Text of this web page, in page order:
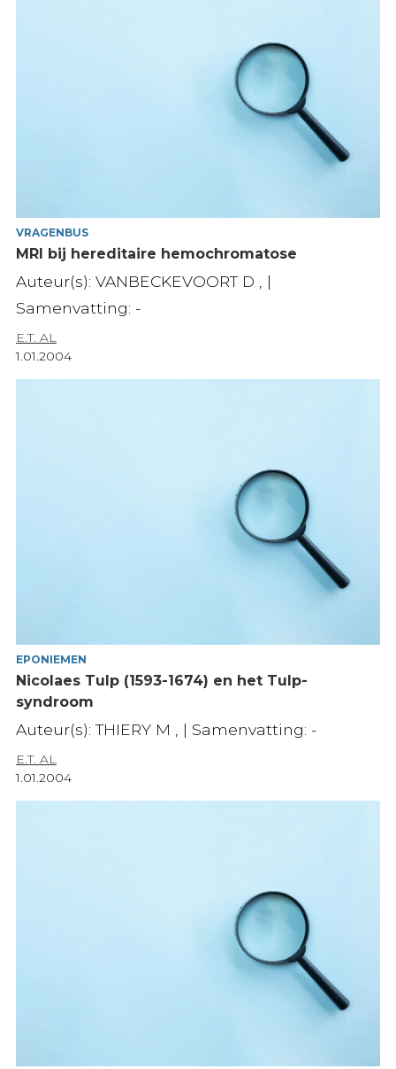
VRAGENBUS
MRI bij hereditaire hemochromatose
Auteur(s): VANBECKEVOORT D , |
Samenvatting: -
E.T. AL
1.01.2004
EPONIEMEN
Nicolaes Tulp (1593-1674) en het Tulp-
syndroom
Auteur(s): THIERY M , | Samenvatting: -
E.T. AL
1.01.2004